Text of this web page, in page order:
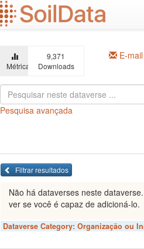
Ir
para
o
principal
Métricas
9,371
Downloads
E-mail
Pesquisa avançada
Filtrar resultados
Não há dataverses neste
ver se você é capaz de adicioná-lo.
Dataverse Category: Organização ou